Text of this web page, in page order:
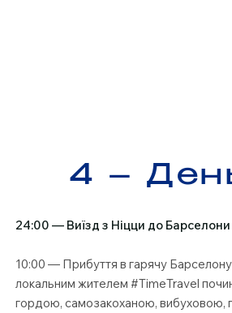
4 –
24:00 — Виїзд з Ніцци до Барселони
10:00 — Прибуття в гарячу Барселону,
локальним жителем #TimeTravel
гордою, самозакоханою, вибуховою,